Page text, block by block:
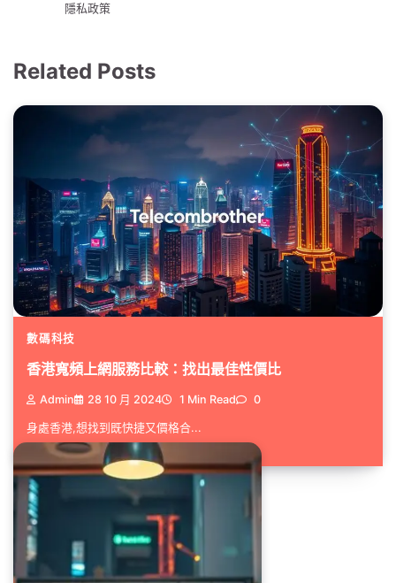
隱私政策
Related Posts
數碼科技
香港寬頻上網服務比較：找出最佳性價比
Admin 28 10 月 2024 1 Min Read 0
身處香港,想找到既快捷又價格合...